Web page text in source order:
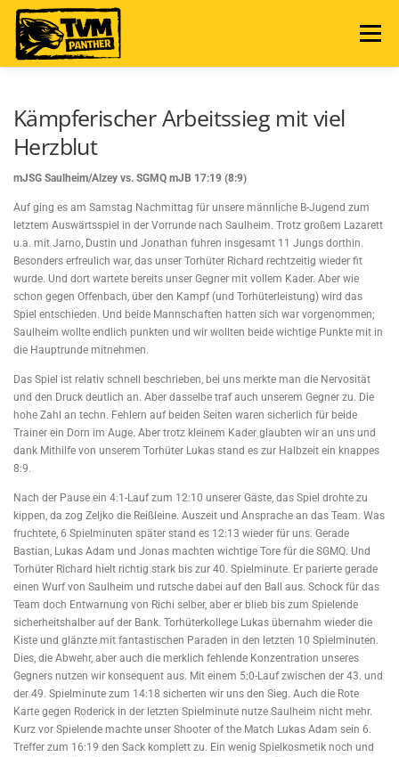
Zum
Inhalt
springen
Menü
Kämpferischer Arbeitssieg mit viel
Herzblut
mJSG Saulheim/Alzey vs. SGMQ mJB 17:19 (8:9)
Auf ging es am Samstag Nachmittag für unsere männliche B-Jugend zum
letztem Auswärtsspiel in der Vorrunde nach Saulheim. Trotz großem Lazarett
u.a. mit Jarno, Dustin und Jonathan fuhren insgesamt 11 Jungs dorthin.
Besonders erfreulich war, das unser Torhüter Richard rechtzeitig wieder fit
wurde. Und dort wartete bereits unser Gegner mit vollem Kader. Aber wie
schon gegen Offenbach, über den Kampf (und Torhüterleistung) wird das
Spiel entschieden. Und beide Mannschaften hatten sich war vorgenommen;
Saulheim wollte endlich punkten und wir wollten beide wichtige Punkte mit in
die Hauptrunde mitnehmen.
Das Spiel ist relativ schnell beschrieben, bei uns merkte man die Nervosität
und den Druck deutlich an. Aber dasselbe traf auch unserem Gegner zu. Die
hohe Zahl an techn. Fehlern auf beiden Seiten waren sicherlich für beide
Trainer ein Dorn im Auge. Aber trotz kleinem Kader glaubten wir an uns und
dank Mithilfe von unserem Torhüter Lukas stand es zur Halbzeit ein knappes
8:9.
Nach der Pause ein 4:1-Lauf zum 12:10 unserer Gäste, das Spiel drohte zu
kippen, da zog Zeljko die Reißleine. Auszeit und Ansprache an das Team. Was
fruchtete, 6 Spielminuten später stand es 12:13 wieder für uns. Gerade
Bastian, Lukas Adam und Jonas machten wichtige Tore für die SGMQ. Und
Torhüter Richard hielt richtig stark bis zur 40. Spielminute. Er parierte gerade
einen Wurf von Saulheim und rutsche dabei auf den Ball aus. Schock für das
Team doch Entwarnung von Richi selber, aber er blieb bis zum Spielende
sicherheitshalber auf der Bank. Torhüterkollege Lukas übernahm wieder die
Kiste und glänzte mit fantastischen Paraden in den letzten 10 Spielminuten.
Dies, die Abwehr, aber auch die merklich fehlende Konzentration unseres
Gegners nutzen wir konsequent aus. Mit einem 5:0-Lauf zwischen der 43. und
der 49. Spielminute zum 14:18 sicherten wir uns den Sieg. Auch die Rote
Karte gegen Roderick in der letzten Spielminute nutze Saulheim nicht mehr.
Kurz vor Spielende machte unser Shooter of the Match Lukas Adam sein 6.
Treffer zum 16:19 den Sack komplett zu. Ein wenig Spielkosmetik noch und